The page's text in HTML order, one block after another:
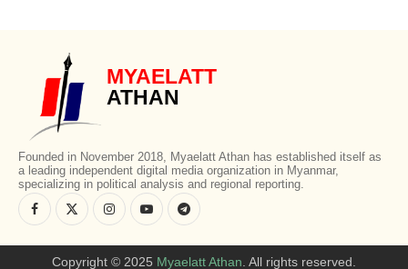
MYAELATT
ATHAN
Founded in November 2018, Myaelatt Athan has established itself as
a leading independent digital media organization in Myanmar,
specializing in political analysis and regional reporting.
Copyright © 2025 Myaelatt Athan . All rights reserved.